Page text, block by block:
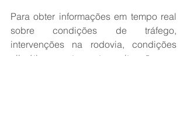
Para obter informações em tempo real
sobre condições de tráfego,
intervenções na rodovia, condições
climáticas, entre outras situações no